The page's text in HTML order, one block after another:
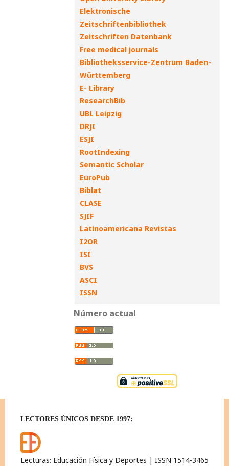
Elektronische
Zeitschriftenbibliothek
Zeitschriften Datenbank
Free medical journals
Bibliotheksservice-Zentrum Baden-
Württemberg
E- Library
ResearchBib
UBL Leipzig
DRJI
ESJI
RootIndexing
Semantic Scholar
EuroPub
Biblat
CLASE
SJIF
Latinoamericana Revistas
I2OR
ISI
BVS
ASCI
ISSN
Número actual
LECTORES ÚNICOS DESDE 1997:
Lecturas: Educación Física y Deportes | ISSN 1514-3465